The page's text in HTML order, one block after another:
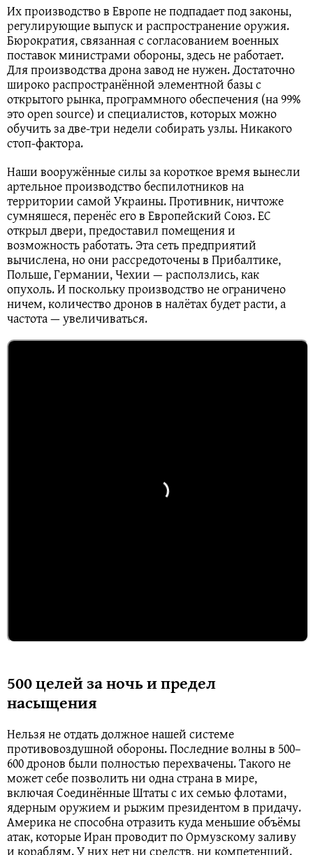
Их производство в Европе не подпадает под законы,
регулирующие выпуск и распространение оружия.
Бюрократия, связанная с согласованием военных
поставок министрами обороны, здесь не работает.
Для производства дрона завод не нужен. Достаточно
широко распространённой элементной базы с
открытого рынка, программного обеспечения (на 99%
это open source) и специалистов, которых можно
обучить за две-три недели собирать узлы. Никакого
стоп-фактора.
Наши вооружённые силы за короткое время вынесли
артельное производство беспилотников на
территории самой Украины. Противник, ничтоже
сумняшеся, перенёс его в Европейский Союз. ЕС
открыл двери, предоставил помещения и
возможность работать. Эта сеть предприятий
вычислена, но они рассредоточены в Прибалтике,
Польше, Германии, Чехии — расползлись, как
опухоль. И поскольку производство не ограничено
ничем, количество дронов в налётах будет расти, а
частота — увеличиваться.
500 целей за ночь и предел
насыщения
Нельзя не отдать должное нашей системе
противовоздушной обороны. Последние волны в 500–
600 дронов были полностью перехвачены. Такого не
может себе позволить ни одна страна в мире,
включая Соединённые Штаты с их семью флотами,
ядерным оружием и рыжим президентом в придачу.
Америка не способна отразить куда меньшие объёмы
атак, которые Иран проводит по Ормузскому заливу
и кораблям. У них нет ни средств, ни компетенций.